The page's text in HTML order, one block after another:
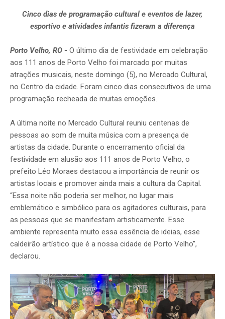
Cinco dias de programação cultural e eventos de lazer,
esportivo e atividades infantis fizeram a diferença
Porto Velho, RO - O último dia de festividade em celebração
aos 111 anos de Porto Velho foi marcado por muitas
atrações musicais, neste domingo (5), no Mercado Cultural,
no Centro da cidade. Foram cinco dias consecutivos de uma
programação recheada de muitas emoções.
A última noite no Mercado Cultural reuniu centenas de
pessoas ao som de muita música com a presença de
artistas da cidade. Durante o encerramento oficial da
festividade em alusão aos 111 anos de Porto Velho, o
prefeito Léo Moraes destacou a importância de reunir os
artistas locais e promover ainda mais a cultura da Capital.
“Essa noite não poderia ser melhor, no lugar mais
emblemático e simbólico para os agitadores culturais, para
as pessoas que se manifestam artisticamente. Esse
ambiente representa muito essa essência de ideias, esse
caldeirão artístico que é a nossa cidade de Porto Velho”,
declarou.